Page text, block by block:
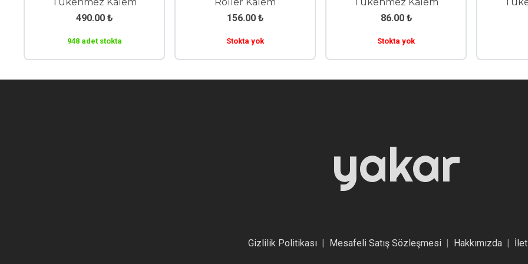
₺
Stokta yok
₺
948 adet stokta Stokta yok Stokta
yakar
Gizlilik Politikası| Mesafeli Satış Sözleşmesi| Hakkımızda|